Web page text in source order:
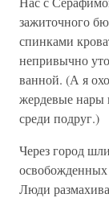
зажиточного
спинками
непривычно
ванной. (А я
жердевые нары
среди подруг.)
Через город
освобожденных
Люди